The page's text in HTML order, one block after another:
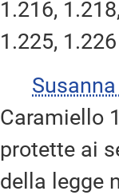
1.216,
1.225,
Caramiello
protette ai
della legge